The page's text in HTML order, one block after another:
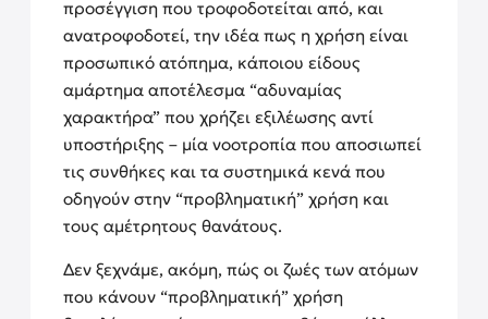
προσέγγιση που τροφοδοτείται από, και
ανατροφοδοτεί, την ιδέα πως η χρήση είναι
προσωπικό ατόπημα, κάποιου είδους
αμάρτημα αποτέλεσμα “αδυναμίας
χαρακτήρα” που χρήζει εξιλέωσης αντί
υποστήριξης – μία νοοτροπία που αποσιωπεί
τις συνθήκες και τα συστημικά κενά που
οδηγούν στην “προβληματική” χρήση και
τους αμέτρητους θανάτους.
Δεν ξεχνάμε, ακόμη, πώς οι ζωές των ατόμων
που κάνουν “προβληματική” χρήση